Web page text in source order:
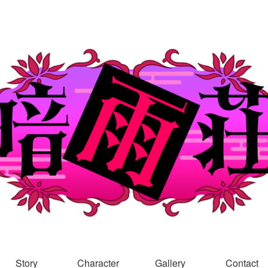
Story Character Gallery Contact